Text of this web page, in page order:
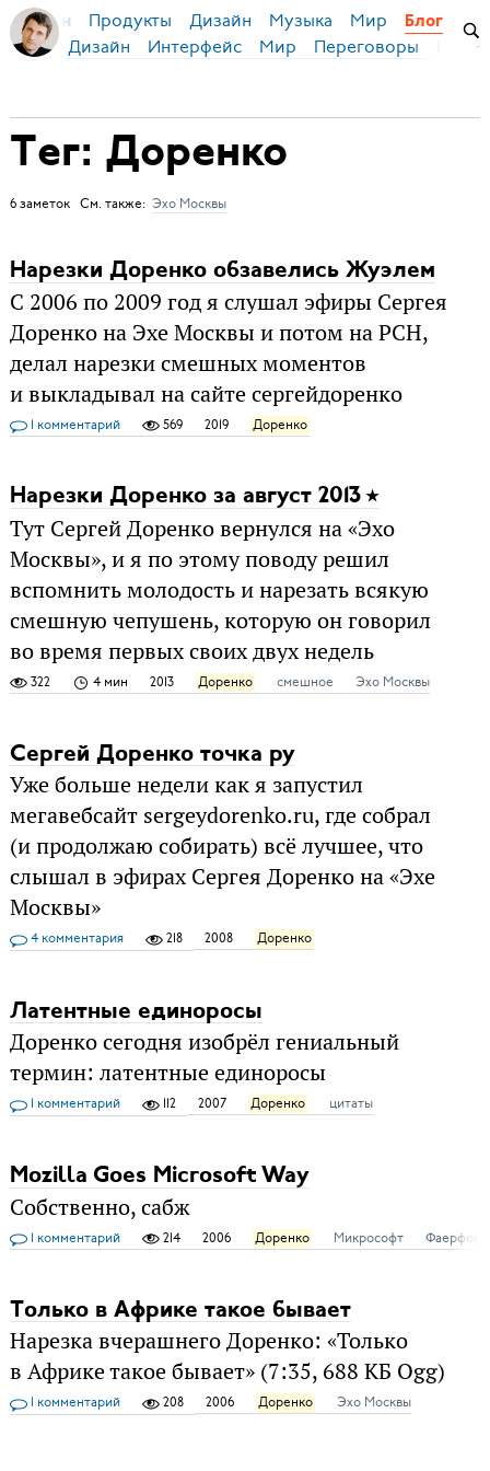
Бирман Продукты Дизайн Музыка Мир Блог
Дизайн Интерфейс Мир Переговоры
Тег: Доренко
6 заметок См. также: Эхо Москвы
Нарезки Доренко обзавелись Жуэлем
С 2006 по 2009 год я слушал эфиры Сергея
Доренко на Эхе Москвы и потом на РСН,
делал нарезки смешных моментов
и выкладывал на сайте сергейдоренко
1 комментарий 569 2019 Доренко
Нарезки Доренко за август 2013
Тут Сергей Доренко вернулся на «Эхо
Москвы», и я по этому поводу решил
вспомнить молодость и нарезать всякую
смешную чепушень, которую он говорил
во время первых своих двух недель
322 4 мин 2013 Доренко смешное Эхо Москвы
Сергей Доренко точка ру
Уже больше недели как я запустил
мегавебсайт sergeydorenko.ru, где собрал
(и продолжаю собирать) всё лучшее, что
слышал в эфирах Сергея Доренко на «Эхе
Москвы»
4 комментария 218 2008 Доренко
Латентные единоросы
Доренко сегодня изобрёл гениальный
термин: латентные единоросы
1 комментарий 112 2007 Доренко цитаты
Mozilla Goes Microsoft Way
Собственно, сабж
1 комментарий 214 2006 Доренко Микрософт Фаерфокс
Только в Африке такое бывает
Нарезка вчерашнего Доренко: «Только
в Африке такое бывает» (7:35, 688 КБ Ogg)
1 комментарий 208 2006 Доренко Эхо Москвы